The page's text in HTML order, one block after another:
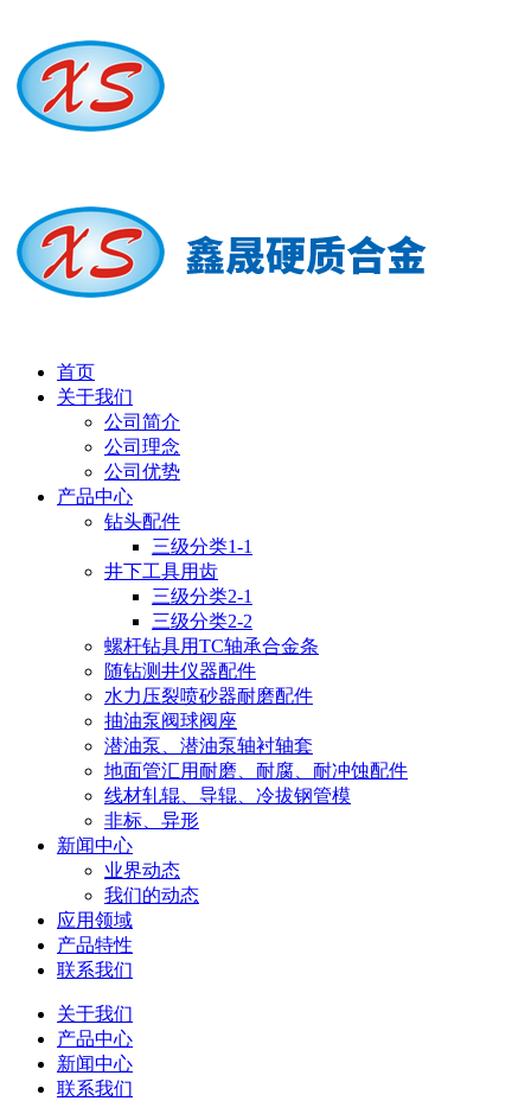
首页
关于我们
公司简介
公司理念
公司优势
产品中心
钻头配件
三级分类1-1
井下工具用齿
三级分类2-1
三级分类2-2
螺杆钻具用TC轴承合金条
随钻测井仪器配件
水力压裂喷砂器耐磨配件
抽油泵阀球阀座
潜油泵、潜油泵轴衬轴套
地面管汇用耐磨、耐腐、耐冲蚀配件
线材轧辊、导辊、冷拔钢管模
非标、异形
新闻中心
业界动态
我们的动态
应用领域
产品特性
联系我们
关于我们
产品中心
新闻中心
联系我们